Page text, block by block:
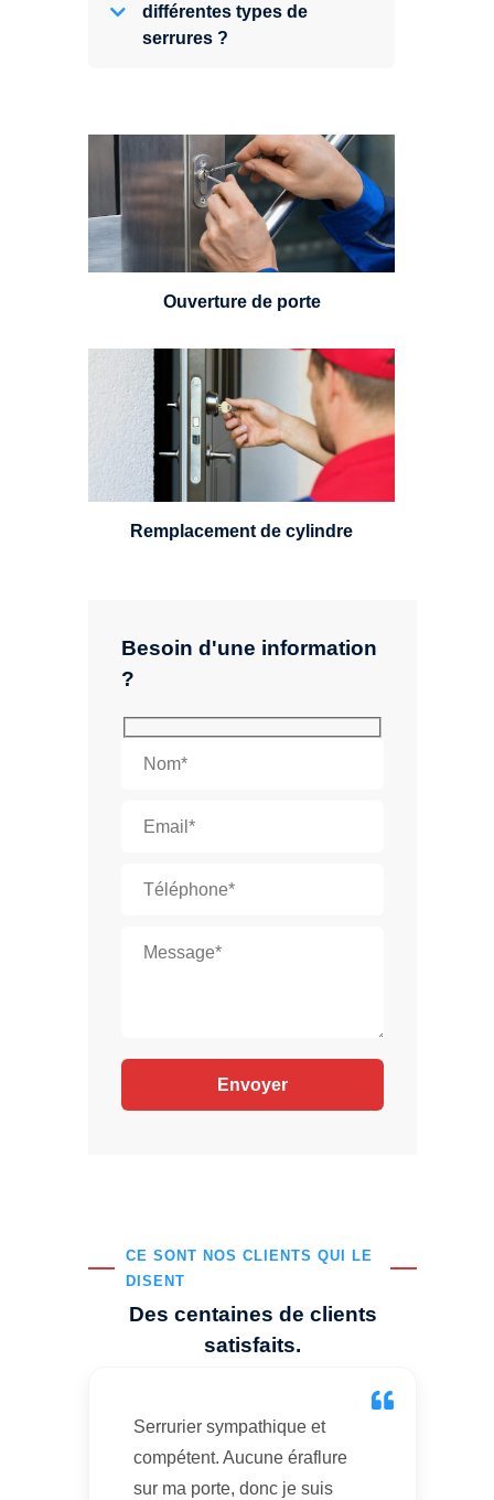
Besoin d'une information
?
CE SONT NOS CLIENTS QUI LE
DISENT
Des centaines de clients
satisfaits.
Serrurier sympathique et
compétent. Aucune éraflure
sur ma porte, donc je suis
différentes types de
serrures ?
Vous avez perdu vos clés ou la
porte s'est refermée derrière vous
? Un serrurier est disponible
24h/7.
Ouverture de porte
Un serrurier sera en mesure de
choisir et remplacer un cylindre
standard, à 5 leviers ou à 3
leviers, Mul-T-Lock ou encore
multipoints.
Remplacement de cylindre